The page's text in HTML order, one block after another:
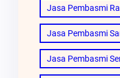
Jasa Pembasmi
Jasa Pembasmi
Jasa Pembasmi